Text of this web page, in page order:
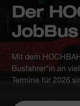
Der
JobBus
Mit dem
Busfahrer*in an
Termine für 2026